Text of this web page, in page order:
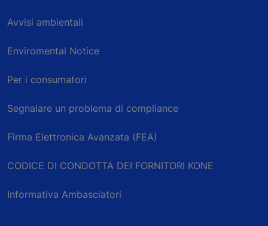
Avvisi ambientali
Enviromental Notice
Per i consumatori
Segnalare un problema di compliance
Firma Elettronica Avanzata (FEA)
CODICE DI CONDOTTA DEI FORNITORI KONE
Informativa Ambasciatori